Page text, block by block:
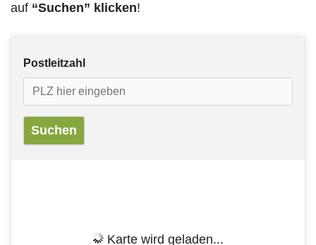
auf “Suchen” klicken!
Postleitzahl
Karte wird geladen...